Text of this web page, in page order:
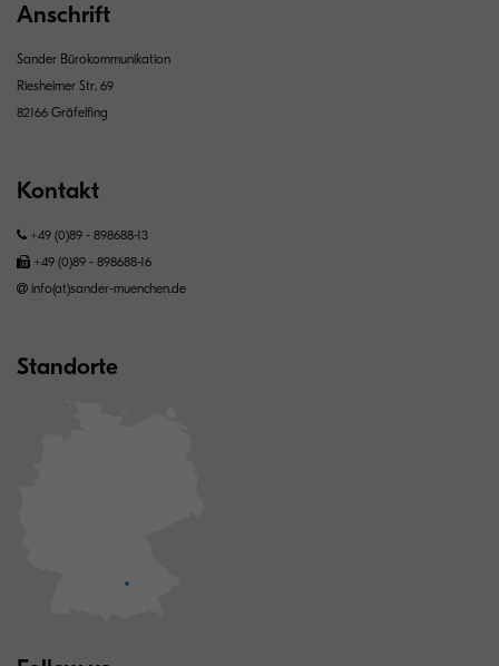
Anschrift
Sander Bürokommunikation
Riesheimer Str. 69
82166 Gräfelfing
Kontakt
+49 (0)89 - 898688-13
+49 (0)89 - 898688-16
info(at)sander-muenchen.de
Standorte